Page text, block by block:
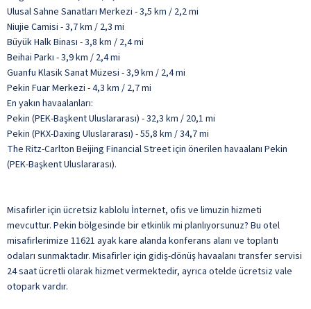
Ulusal Sahne Sanatları Merkezi - 3,5 km / 2,2 mi
Niujie Camisi - 3,7 km / 2,3 mi
Büyük Halk Binası - 3,8 km / 2,4 mi
Beihai Parkı - 3,9 km / 2,4 mi
Guanfu Klasik Sanat Müzesi - 3,9 km / 2,4 mi
Pekin Fuar Merkezi - 4,3 km / 2,7 mi
En yakın havaalanları:
Pekin (PEK-Başkent Uluslararası) - 32,3 km / 20,1 mi
Pekin (PKX-Daxing Uluslararası) - 55,8 km / 34,7 mi
The Ritz-Carlton Beijing Financial Street için önerilen havaalanı Pekin
(PEK-Başkent Uluslararası).
Misafirler için ücretsiz kablolu İnternet, ofis ve limuzin hizmeti
mevcuttur. Pekin bölgesinde bir etkinlik mi planlıyorsunuz? Bu otel
misafirlerimize 11621 ayak kare alanda konferans alanı ve toplantı
odaları sunmaktadır. Misafirler için gidiş-dönüş havaalanı transfer servisi
24 saat ücretli olarak hizmet vermektedir, ayrıca otelde ücretsiz vale
otopark vardır.